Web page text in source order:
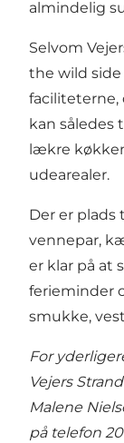
almindelig
Selvom
the wild
faciliteterne,
kan således
lækre
udearealer.
Der er plads
vennepar,
er klar på at
ferieminder
smukke,
For
Vejers
Malene
på telefon